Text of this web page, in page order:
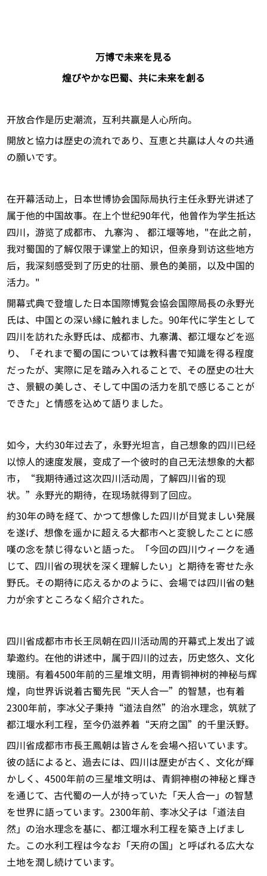
万博で未来を見る
煌びやかな巴蜀、共に未来を創る
开放合作是历史潮流，互利共赢是人心所向。
開放と協力は歴史の流れであり、互恵と共贏は人々の共通
の願いです。
在开幕活动上，日本世博协会国际局执行主任永野光讲述了
属于他的中国故事。在上个世纪90年代，他曾作为学生抵达
四川，游览了成都市、 九寨沟 、 都江堰等地，"在此之前，
我对蜀国的了解仅限于课堂上的知识，但亲身到访这些地方
后，我深刻感受到了历史的壮丽、景色的美丽，以及中国的
活力。"
開幕式典で登壇した日本国際博覧会協会国際局長の永野光
氏は、中国との深い縁に触れました。90年代に学生として
四川を訪れた永野氏は、成都市、九寨溝、都江堰などを巡
り、「それまで蜀の国については教科書で知識を得る程度
だったが、実際に足を踏み入れることで、その歴史の壮大
さ、景観の美しさ、そして中国の活力を肌で感じることが
できた」と情感を込めて語りました。
如今，大约30年过去了，永野光坦言，自己想象的四川已经
以惊人的速度发展，变成了一个彼时的自己无法想象的大都
市，“我期待通过这次四川活动周，了解四川省的现
状。”永野光的期待，在现场就得到了回应。
約30年の時を経て、かつて想像した四川が目覚ましい発展
を遂げ、想像を遥かに超える大都市へと変貌したことに感
嘆の念を禁じ得ないと語った。「今回の四川ウィークを通
じて、四川省の現状を深く理解したい」と期待を寄せた永
野氏。その期待に応えるかのように、会場では四川省の魅
力が余すところなく紹介された。
四川省成都市市长王凤朝在四川活动周的开幕式上发出了诚
挚邀约。在他的讲述中，属于四川的过去，历史悠久、文化
瑰丽。有着4500年前的三星堆文明，用青铜神树的神秘与辉
煌，向世界诉说着古蜀先民“天人合一”的智慧，也有着
2300年前，李冰父子秉持“道法自然”的治水理念，筑就了
都江堰水利工程，至今仍滋养着“天府之国”的千里沃野。
四川省成都市市長王鳳朝は皆さんを会場へ招いています。
彼の話によると、過去には、四川は歴史が古く、文化が輝
かしく、4500年前の三星堆文明は、青銅神樹の神秘と輝き
を通じて、古代蜀の一人が持っていた「天人合一」の智慧
を世界に語っています。2300年前、李冰父子は「道法自
然」の治水理念を基に、都江堰水利工程を築き上げまし
た。この水利工程は今なお「天府の国」と呼ばれる広大な
土地を潤し続けています。